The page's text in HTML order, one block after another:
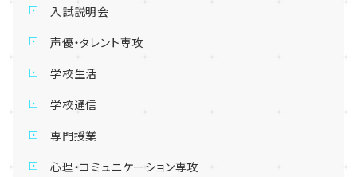
入試説明会
声優・タレント専攻
学校生活
学校通信
専門授業
心理・コミュニケーション専攻